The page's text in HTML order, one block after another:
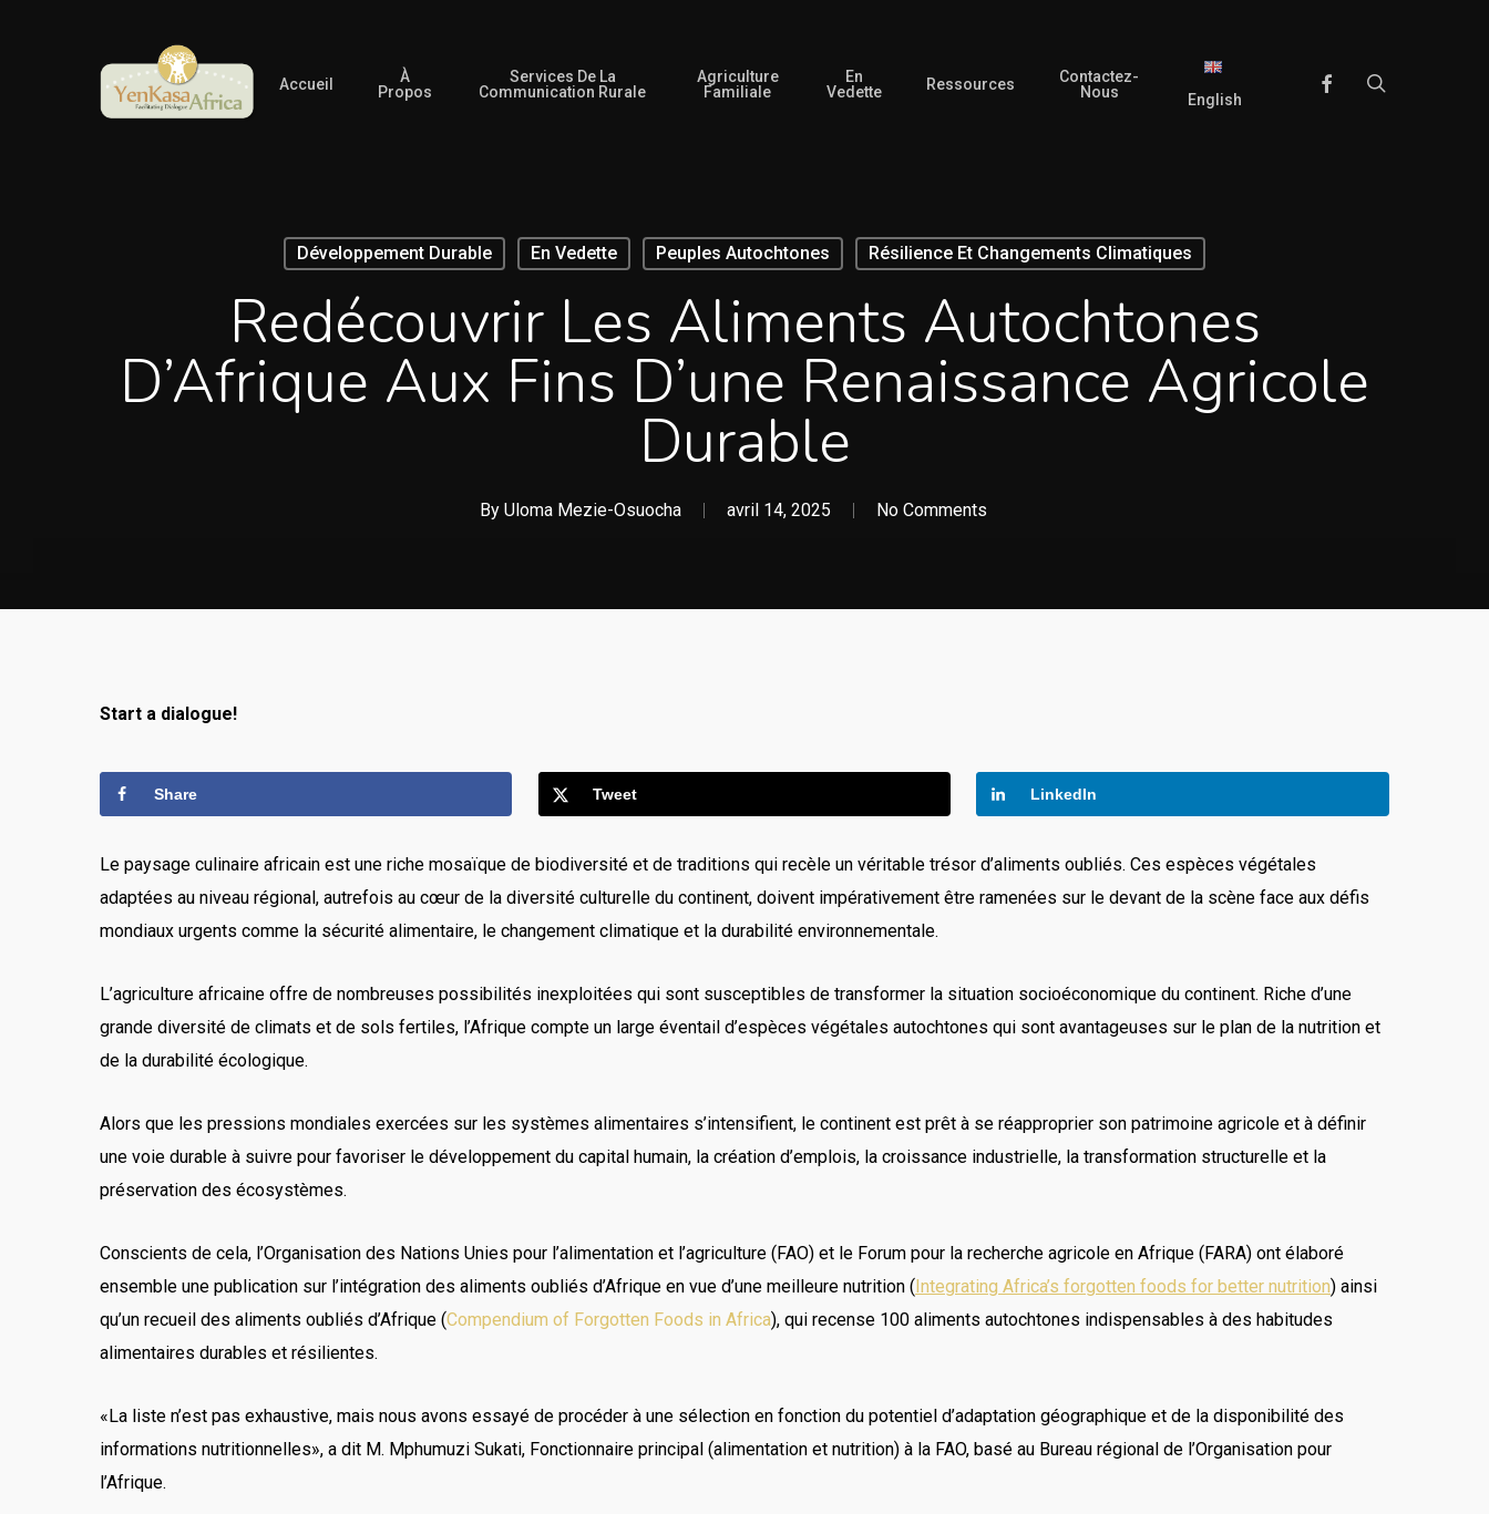
Accueil
À
Propos
Services De La
Communication Rurale
Agriculture
Familiale
En
Vedette
Ressources
Contactez-
Nous
English
Facebook
Développement Durable En Vedette Peuples Autochtones Résilience Et Changements Climatiques
Redécouvrir Les Aliments Autochtones
D’Afrique Aux Fins D’une Renaissance Agricole
Durable
By Uloma Mezie-Osuocha avril 14, 2025 No Comments
Start a dialogue!
Share Tweet LinkedIn
Le paysage culinaire africain est une riche mosaïque de biodiversité et de traditions qui recèle un véritable trésor d’aliments oubliés. Ces espèces végétales
adaptées au niveau régional, autrefois au cœur de la diversité culturelle du continent, doivent impérativement être ramenées sur le devant de la scène face aux défis
mondiaux urgents comme la sécurité alimentaire, le changement climatique et la durabilité environnementale.
L’agriculture africaine offre de nombreuses possibilités inexploitées qui sont susceptibles de transformer la situation socioéconomique du continent. Riche d’une
grande diversité de climats et de sols fertiles, l’Afrique compte un large éventail d’espèces végétales autochtones qui sont avantageuses sur le plan de la nutrition et
de la durabilité écologique.
Alors que les pressions mondiales exercées sur les systèmes alimentaires s’intensifient, le continent est prêt à se réapproprier son patrimoine agricole et à définir
une voie durable à suivre pour favoriser le développement du capital humain, la création d’emplois, la croissance industrielle, la transformation structurelle et la
préservation des écosystèmes.
Conscients de cela, l’Organisation des Nations Unies pour l’alimentation et l’agriculture (FAO) et le Forum pour la recherche agricole en Afrique (FARA) ont élaboré
ensemble une publication sur l’intégration des aliments oubliés d’Afrique en vue d’une meilleure nutrition ( Integrating Africa’s forgotten foods for better nutrition) ainsi
qu’un recueil des aliments oubliés d’Afrique (Compendium of Forgotten Foods in Africa), qui recense 100 aliments autochtones indispensables à des habitudes
alimentaires durables et résilientes.
«La liste n’est pas exhaustive, mais nous avons essayé de procéder à une sélection en fonction du potentiel d’adaptation géographique et de la disponibilité des
informations nutritionnelles», a dit M. Mphumuzi Sukati, Fonctionnaire principal (alimentation et nutrition) à la FAO, basé au Bureau régional de l’Organisation pour
l’Afrique.